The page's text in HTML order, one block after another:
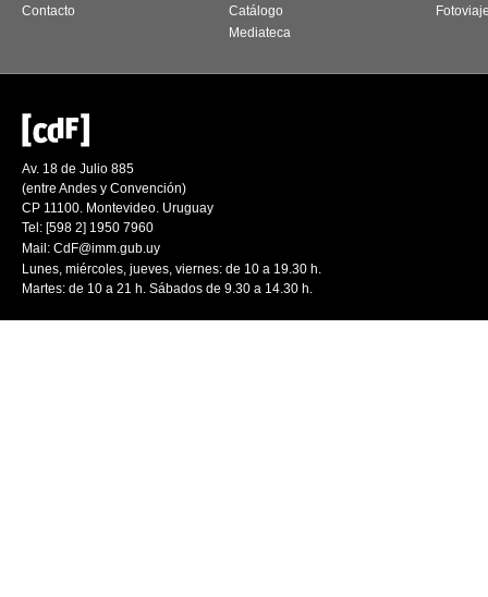
Contacto
Catálogo
Mediateca
Av. 18 de Julio 885
(entre Andes y Convención)
CP 11100. Montevideo. Uruguay
Tel: [598 2] 1950 7960
Mail: CdF@imm.gub.uy
Lunes, miércoles, jueves, viernes: de 10 a 19.30 h.
Martes: de 10 a 21 h. Sábados de 9.30 a 14.30 h.